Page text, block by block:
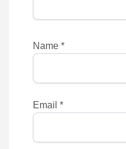
Name *
Email *